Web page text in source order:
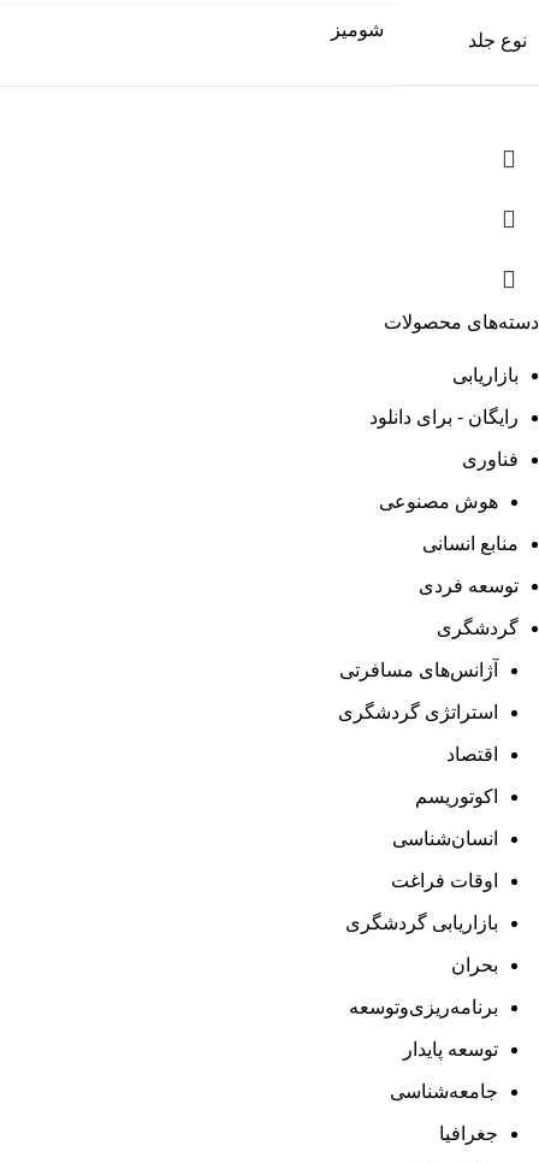
نوع جلد
شومیز
دسته‌های محصولات
بازاریابی
رایگان - برای دانلود
فناوری
هوش مصنوعی
منابع انسانی
توسعه فردی
گردشگری
آژانس‌های مسافرتی
استراتژی گردشگری
اقتصاد
اکوتوریسم
انسان‌شناسی
اوقات فراغت
بازاریابی گردشگری
بحران
برنامه‌ریزی‌وتوسعه
توسعه پایدار
جامعه‌شناسی
جغرافیا